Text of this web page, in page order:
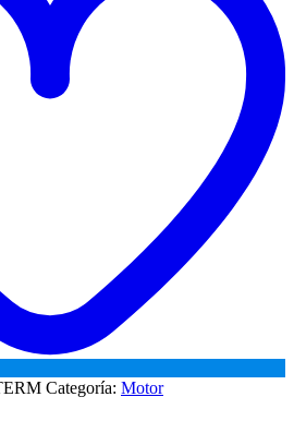
Categoría: Motor